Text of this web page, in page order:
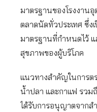
มาตรฐานของโรงงาน
ตลาดนัดทั่วประเทศ ซึ่ง
มาตรฐานที่กำหนดไว้
สุขภาพของผู้บริโภค
แนวทางสำคัญในการ
น้ำปลา และกาแฟ รว
ได้รับการอนุญาตจาก